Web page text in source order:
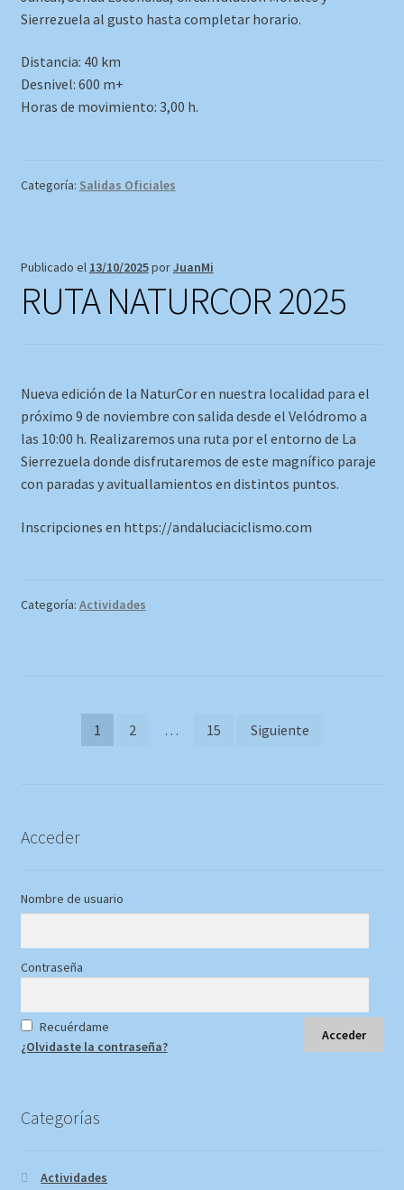
Sierrezuela al gusto hasta completar horario.
Distancia: 40 km
Desnivel: 600 m+
Horas de movimiento: 3,00 h.
Categoría: Salidas Oficiales
Publicado el 13/10/2025porJuanMi
RUTA NATURCOR 2025
Nueva edición de la NaturCor en nuestra localidad para el
próximo 9 de noviembre con salida desde el Velódromo a
las 10:00 h. Realizaremos una ruta por el entorno de La
Sierrezuela donde disfrutaremos de este magnífico paraje
con paradas y avituallamientos en distintos puntos.
Inscripciones en https://andaluciaciclismo.com
Categoría: Actividades
Paginación
1 2 … 15 Siguiente
Acceder
Nombre de usuario
Contraseña
Recuérdame
¿Olvidaste la contraseña?
Categorías
Actividades